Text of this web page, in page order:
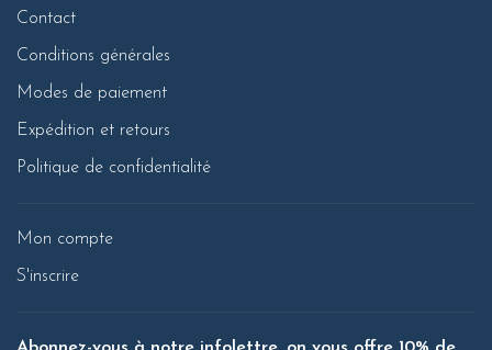
Contact
Conditions générales
Modes de paiement
Expédition et retours
Politique de confidentialité
Mon compte
S'inscrire